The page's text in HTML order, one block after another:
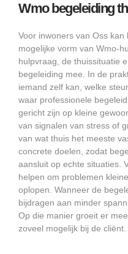
Wmo begeleiding
Voor inwoners van Oss
mogelijke vorm van Wmo-
hulpvraag, de thuissituatie
begeleiding mee. In de
iemand zelf kan, welke
waar professionele
gericht zijn op kleine
van signalen van stress of
van wat thuis het meeste
concrete doelen, zodat
aansluit op echte situaties.
helpen om problemen
oplopen. Wanneer de
bijdragen aan minder
Op die manier groeit er
zoveel mogelijk bij de cliënt.